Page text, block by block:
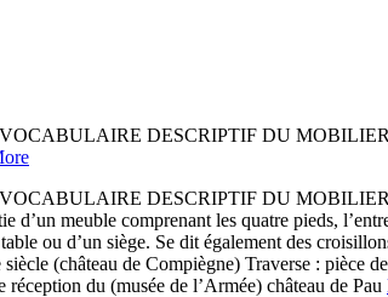
DESCRIPTIF DU
DESCRIPTIF DU
meuble comprenant les quatre pieds,
ou d’un siège. Se dit également des
(château de Compiègne) Traverse : pièce
du (musée de l’Armée) château de Pau